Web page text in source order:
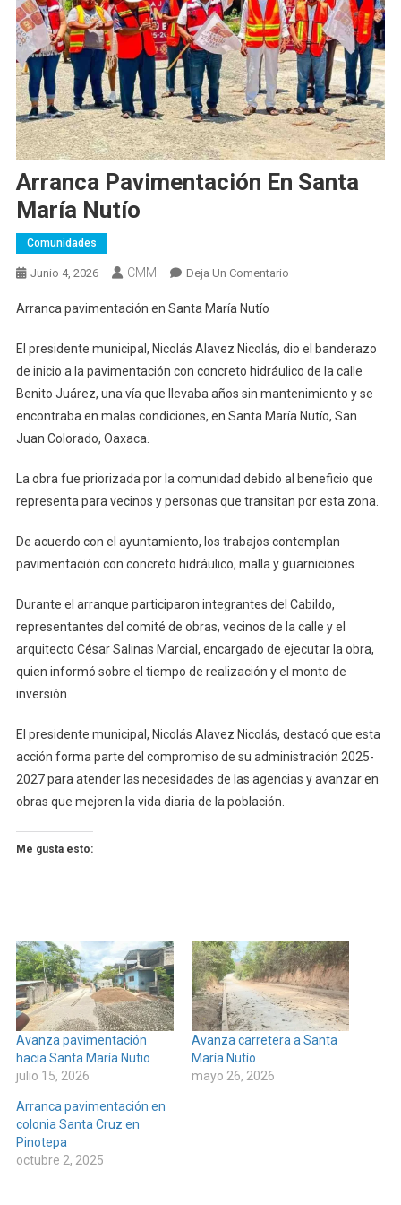
Arranca Pavimentación En Santa
María Nutío
Comunidades
Junio 4, 2026 CMM Deja Un ComentarioEn
Santa
María
Nutío
Arranca pavimentación en Santa María Nutío
El presidente municipal, Nicolás Alavez Nicolás, dio el banderazo
de inicio a la pavimentación con concreto hidráulico de la calle
Benito Juárez, una vía que llevaba años sin mantenimiento y se
encontraba en malas condiciones, en Santa María Nutío, San
Juan Colorado, Oaxaca.
La obra fue priorizada por la comunidad debido al beneficio que
representa para vecinos y personas que transitan por esta zona.
De acuerdo con el ayuntamiento, los trabajos contemplan
pavimentación con concreto hidráulico, malla y guarniciones.
Durante el arranque participaron integrantes del Cabildo,
representantes del comité de obras, vecinos de la calle y el
arquitecto César Salinas Marcial, encargado de ejecutar la obra,
quien informó sobre el tiempo de realización y el monto de
inversión.
El presidente municipal, Nicolás Alavez Nicolás, destacó que esta
acción forma parte del compromiso de su administración 2025-
2027 para atender las necesidades de las agencias y avanzar en
obras que mejoren la vida diaria de la población.
Me gusta esto:
Avanza pavimentación
hacia Santa María Nutio
julio 15, 2026
Avanza carretera a Santa
María Nutío
mayo 26, 2026
Arranca pavimentación en
colonia Santa Cruz en
Pinotepa
octubre 2, 2025